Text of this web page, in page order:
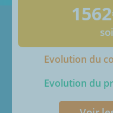
1562
Evolution du
Evolution du